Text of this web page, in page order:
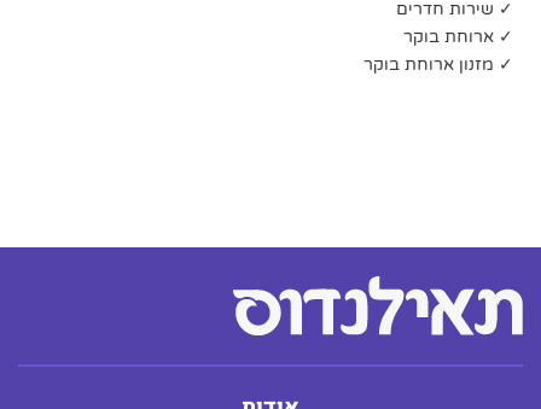
✓ שירות חדרים
✓ ארוחת בוקר
✓ מזנון ארוחת בוקר